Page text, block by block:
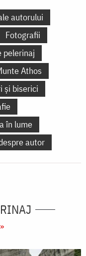
autorului
Fotografii
pelerinaj
Athos
și biserici
în lume
autor